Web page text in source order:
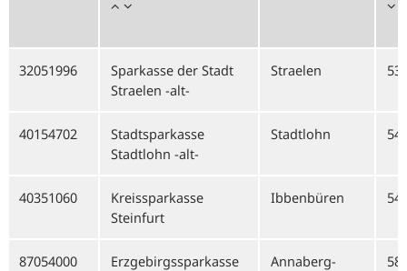
32051996
Sparkasse der Stadt
Straelen -alt-
Straelen
40154702
Stadtsparkasse
Stadtlohn -alt-
Stadtlohn
40351060
Kreissparkasse
Steinfurt
Ibbenbüren
87054000 Erzgebirgssparkasse
Annaberg-